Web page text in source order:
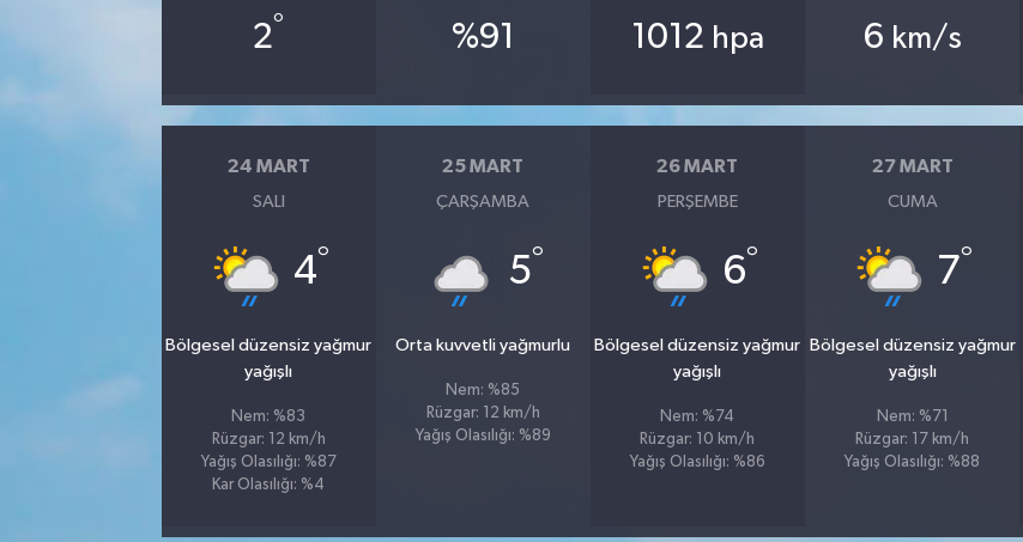
2° %91 1012 hpa 6 km/s
24 MART
SALI
4°
Bölgesel düzensiz yağmur
yağışlı
Nem: %83
Rüzgar: 12 km/h
Yağış Olasılığı: %87
Kar Olasılığı: %4
25 MART
ÇARŞAMBA
5°
Orta kuvvetli yağmurlu
Nem: %85
Rüzgar: 12 km/h
Yağış Olasılığı: %89
26 MART
PERŞEMBE
6°
Bölgesel düzensiz yağmur
yağışlı
Nem: %74
Rüzgar: 10 km/h
Yağış Olasılığı: %86
27 MART
CUMA
7°
Bölgesel düzensiz yağmur
yağışlı
Nem: %71
Rüzgar: 17 km/h
Yağış Olasılığı: %88